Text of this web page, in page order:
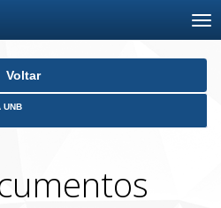
Voltar
UNB